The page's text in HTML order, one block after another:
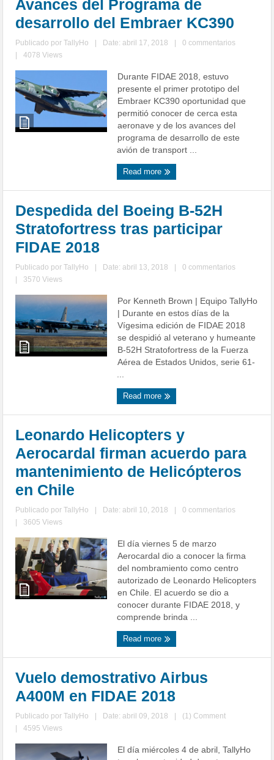
Avances del Programa de
desarrollo del Embraer KC390
Publicado porTallyHo Date: abril 17, 2018
0 commentarios
4078 Views
Durante FIDAE 2018, estuvo
presente el primer prototipo del
Embraer KC390 oportunidad que
permitió conocer de cerca esta
aeronave y de los avances del
programa de desarrollo de este
avión de transport ...
Read more
Despedida del Boeing B-52H
Stratofortress tras participar
FIDAE 2018
Publicado porTallyHo Date: abril 13, 2018
0 commentarios
3570 Views
Por Kenneth Brown | Equipo TallyHo
| Durante en estos días de la
Vígesima edición de FIDAE 2018
se despidió al veterano y humeante
B-52H Stratofortress de la Fuerza
Aérea de Estados Unidos, serie 61-
...
Read more
Leonardo Helicopters y
Aerocardal firman acuerdo para
mantenimiento de Helicópteros
en Chile
Publicado porTallyHo Date: abril 10, 2018
0 commentarios
3605 Views
El día viernes 5 de marzo
Aerocardal dio a conocer la firma
del nombramiento como centro
autorizado de Leonardo Helicopters
en Chile. El acuerdo se dio a
conocer durante FIDAE 2018, y
comprende brinda ...
Read more
Vuelo demostrativo Airbus
A400M en FIDAE 2018
Publicado porTallyHo Date: abril 09, 2018
(1) Comment
4595 Views
El día miércoles 4 de abril, TallyHo